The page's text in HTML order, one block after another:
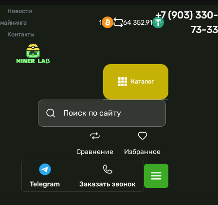
Новости
майнинга
Контакты
1 64 352,91
+7 (903) 330-
73-33
Каталог
Сравнение Избранное